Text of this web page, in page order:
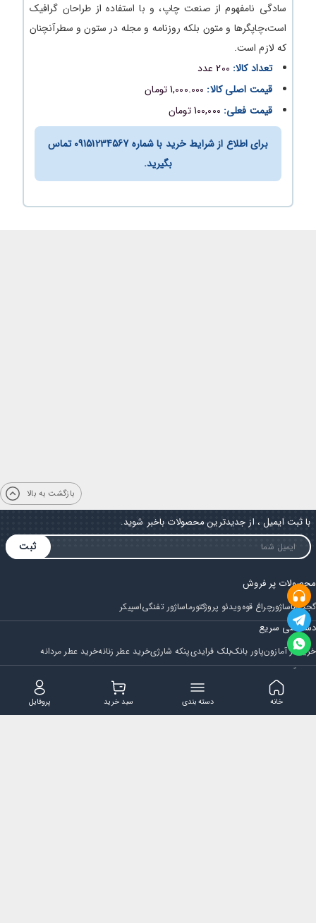
سادگی نامفهوم از صنعت چاپ، و با استفاده از طراحان گرافیک
است،چاپگرها و متون بلکه روزنامه و مجله در ستون و سطرآنچنان
که لازم است.
تعداد کالا: 200 عدد
قیمت اصلی کالا: 1,000.000 تومان
قیمت فعلی: 100,000 تومان
برای اطلاع از شرایط خرید با شماره 09151234567 تماس
بگیرید.
بازگشت به بالا
با ثبت ایمیل ، از جدیدترین محصولات باخبر شوید.
ثبت
محصولات پر فروش
گجتماساژورچراغ قوهویدئو پروژکتورماساژور تفنگیاسپیکر
دسترسی سریع
خرید از آمازونپاور بانکبلک فرایدیپنکه شارژیخرید عطر زنانهخرید عطر مردانه
فروشگاه
مجله ایران بابا قوانین و مقررات سوالات متداول
تماس با ایران بابا
پروفایل سبد خرید دسته بندی خانه